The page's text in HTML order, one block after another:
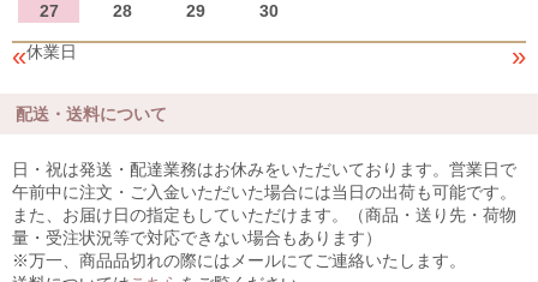
27
28 29 30
« »
休業日
配送・送料について
日・祝は発送・配達業務はお休みをいただいております。営業日で
午前中に注文・ご入金いただいた場合には当日の出荷も可能です。
また、お届け日の指定もしていただけます。（商品・送り先・荷物
量・受注状況等で対応できない場合もあります）
※万一、商品品切れの際にはメールにてご連絡いたします。